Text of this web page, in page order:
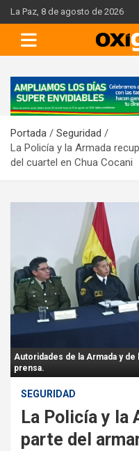
Skip
to
content
La Paz, 8 de agosto de 2026
A
d
e
r
t
e
n
t
Portada
Seguridad
La Policía y la Armada
del cuartel en Chua Cocani
Autoridades de la Armada y
prensa.
SEGURIDAD
La Policía y la
parte del